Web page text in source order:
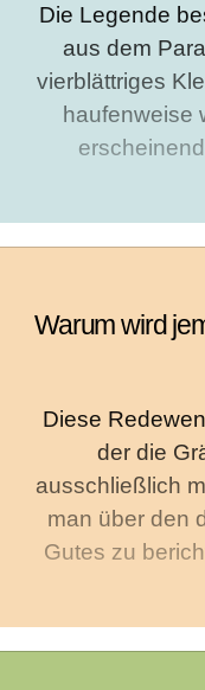
Die Legende
aus dem
vierblättriges
haufenweise
Warum wird
Diese
der die
ausschließlich
man über den
Gutes zu